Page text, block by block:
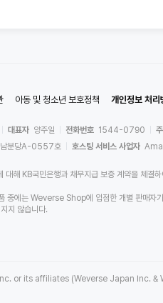
아동 및 청소년 보호정책 개인정보 처리
대표자 양주일 전화번호 1544-0790
분당A-0557호 호스팅 서비스 사업자
대해 KB국민은행과 채무지급 보증 계약을 체결
에는 Weverse Shop에 입점한 개별 판매자가
지 않습니다.
or its affiliates (Weverse Japan Inc.